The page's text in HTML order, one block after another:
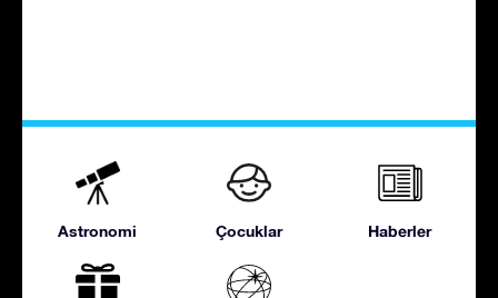
Astronomi Çocuklar Haberler